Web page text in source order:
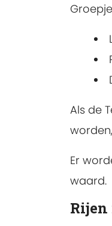
Als de
Er
waard.
Rijen